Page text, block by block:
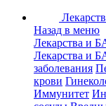
Назад в меню
Лекарства и
Лекарства и
заболевания
крови
Иммунитет